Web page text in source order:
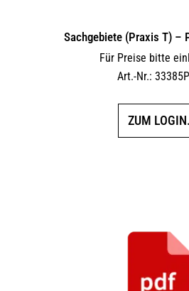
Sachgebiete (Praxis T) –
Für Preise bitte
Art.-Nr.:
ZUM LOGIN.